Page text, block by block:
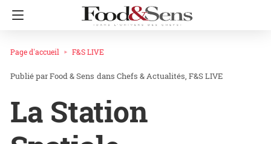
Page d'accueil F&S LIVE
Food & Sens dans Chefs & Actualités F&S LIVE
La Station